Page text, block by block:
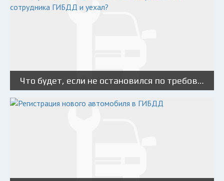
Что будет, если не остановился по требованию сотрудника ГИБДД и уехал?